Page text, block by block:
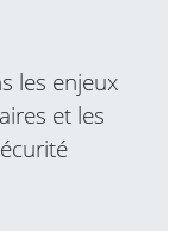
les enjeux
et les